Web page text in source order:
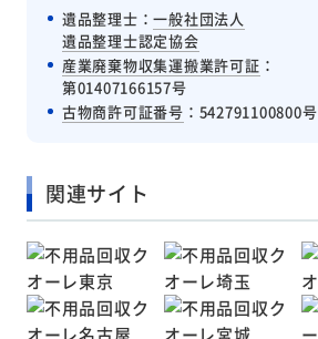
遺品整理士：一般社団法人
遺品整理士認定協会
産業廃棄物収集運搬業許可証 ：
第01407166157号
古物商許可証番号 ：542791100800号
関連サイト